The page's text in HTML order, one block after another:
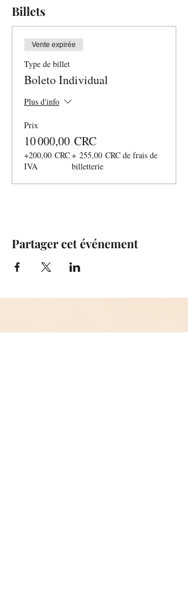
Billets
Vente expirée
Type de billet
Boleto Individual
Plus d'info
Prix
10 000,00 CRC
+200,00 CRC
IVA
+ 255,00 CRC de frais de
billetterie
Partager cet événement